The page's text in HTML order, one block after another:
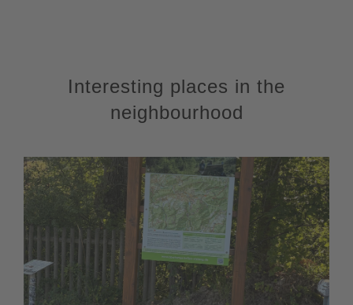
Interesting places in the
neighbourhood